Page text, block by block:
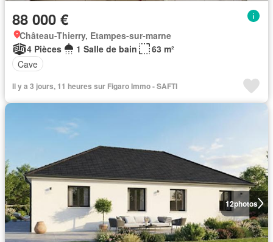
88 000 €
Château-Thierry, Etampes-sur-marne
4 Pièces
1 Salle de bain
63 m²
Cave
Il y a 3 jours, 11 heures sur Figaro Immo - SAFTI
12photos